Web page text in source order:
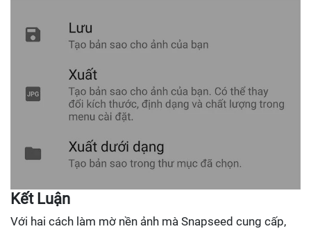
Kết Luận
Với hai cách làm mờ nền ảnh mà Snapseed cung cấp,